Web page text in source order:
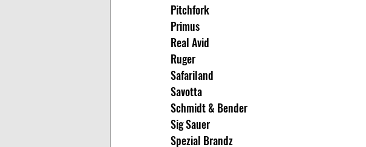
Pitchfork
Primus
Real Avid
Ruger
Safariland
Savotta
Schmidt & Bender
Sig Sauer
Spezial Brandz